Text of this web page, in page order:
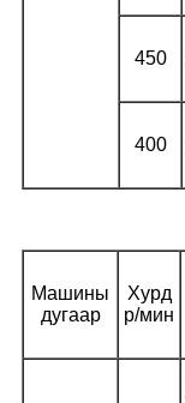
450
400
Машины
дугаар
Хурд
р/мин